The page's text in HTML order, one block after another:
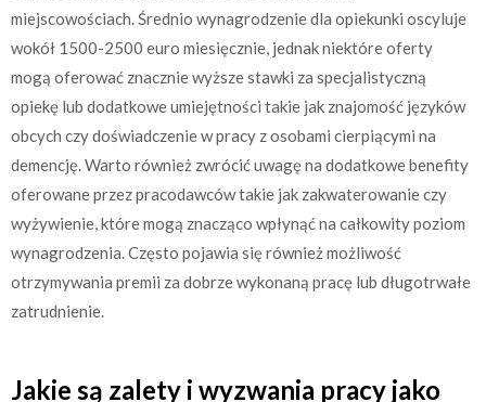
miejscowościach. Średnio wynagrodzenie dla opiekunki oscyluje
wokół 1500-2500 euro miesięcznie, jednak niektóre oferty
mogą oferować znacznie wyższe stawki za specjalistyczną
opiekę lub dodatkowe umiejętności takie jak znajomość języków
obcych czy doświadczenie w pracy z osobami cierpiącymi na
demencję. Warto również zwrócić uwagę na dodatkowe benefity
oferowane przez pracodawców takie jak zakwaterowanie czy
wyżywienie, które mogą znacząco wpłynąć na całkowity poziom
wynagrodzenia. Często pojawia się również możliwość
otrzymywania premii za dobrze wykonaną pracę lub długotrwałe
zatrudnienie.
Jakie są zalety i wyzwania pracy jako